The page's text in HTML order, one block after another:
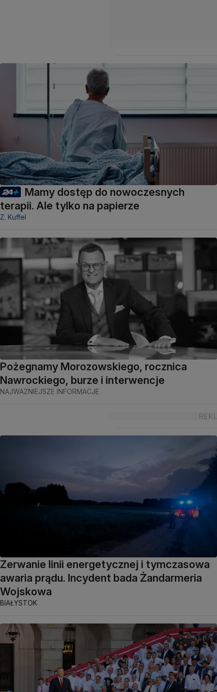
Mamy dostęp do nowoczesnych
terapii. Ale tylko na papierze
Z. Kuffel
Pożegnamy Morozowskiego, rocznica
Nawrockiego, burze i interwencje
NAJWAŻNIEJSZE INFORMACJE
Zerwanie linii energetycznej i tymczasowa
awaria prądu. Incydent bada Żandarmeria
Wojskowa
BIAŁYSTOK